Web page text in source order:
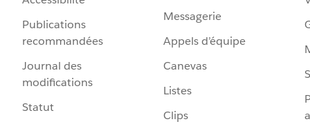
Publications
recommandées
Journal des
modifications
Statut
Messagerie
Appels d’équipe
Canevas
Listes
Clips